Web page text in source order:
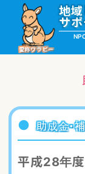
愛称ワラビー
地
サ
助成金・
平成28年